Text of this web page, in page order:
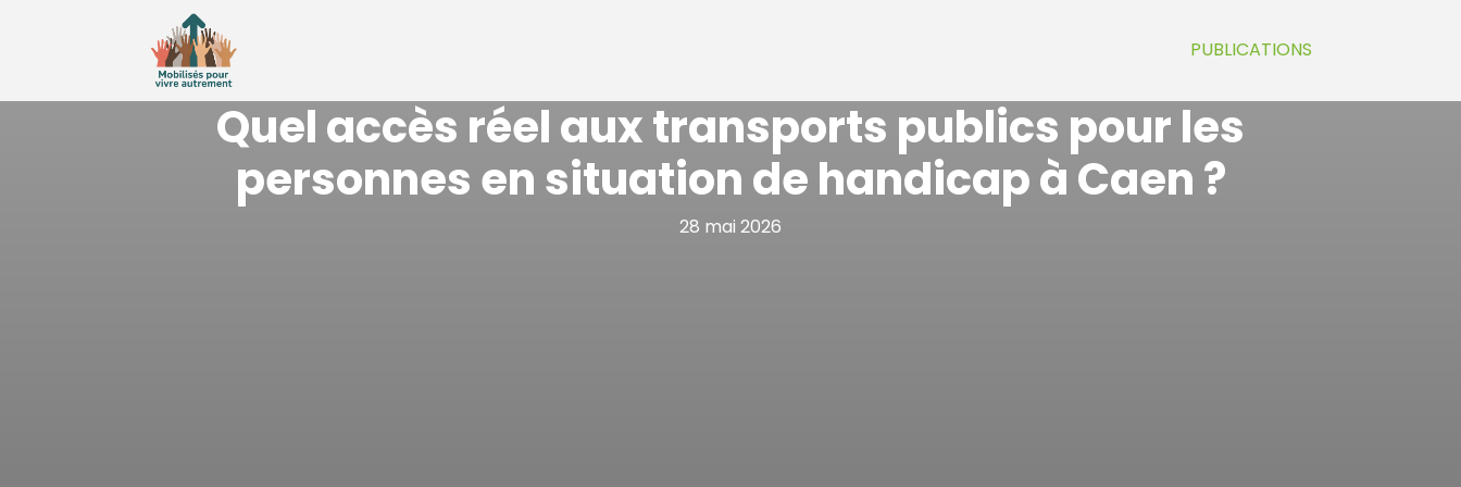
PUBLICATIONS
Quel accès réel aux transports publics pour les
personnes en situation de handicap à Caen ?
28 mai 2026